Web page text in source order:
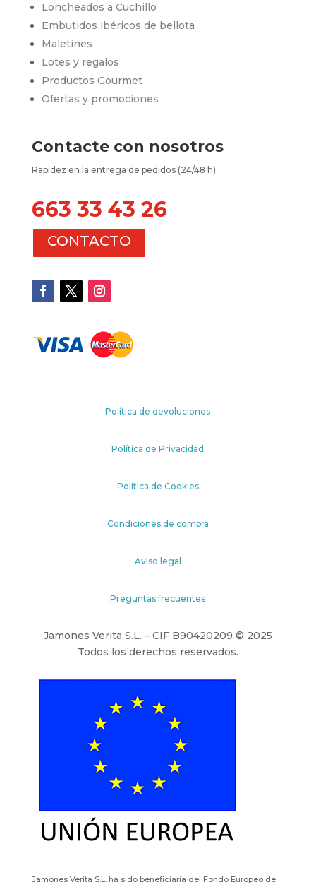
Loncheados a Cuchillo
Embutidos ibéricos de bellota
Maletines
Lotes y regalos
Productos Gourmet
Ofertas y promociones
Contacte con nosotros
Rapidez en la entrega de pedidos (24/48 h)
663 33 43 26
CONTACTO
Política de devoluciones
Política de Privacidad
Política de Cookies
Condiciones de compra
Aviso legal
Preguntas frecuentes
Jamones Verita S.L. – CIF B90420209 © 2025
Todos los derechos reservados.
Jamones Verita S.L. ha sido beneficiaria del Fondo Europeo de